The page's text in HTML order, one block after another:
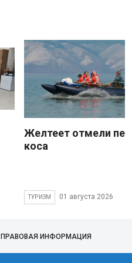
Желтеет отмели
коса
ТУРИЗМ 01 августа 2026
ПРАВОВАЯ ИНФОРМАЦИЯ